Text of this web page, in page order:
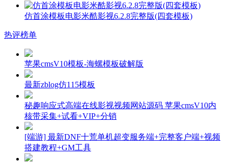
仿首涂模板电影米酷影视6.2.8完整版(四套模板)
热评榜单
苹果cmsV10模板-海螺模板破解版
最新zblog仿115模板
秘趣响应式高端在线影视视频网站源码 苹果cmsV10内
核带采集+试看+VIP+分销
[端游] 最新DNF十荒单机超变服务端+完整客户端+视频
搭建教程+GM工具